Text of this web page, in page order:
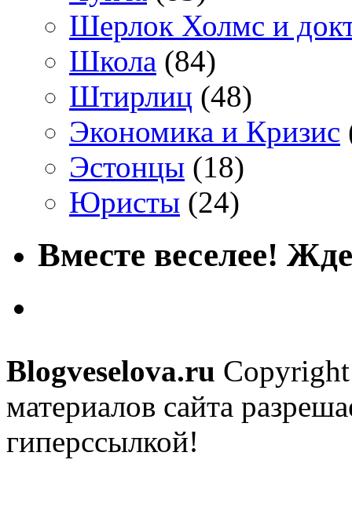
Шерлок Холмс и
Школа (84)
Штирлиц (48)
Экономика и Кризис
Эстонцы (18)
Юристы (24)
Вместе веселее!
Blogveselova.ru
материалов сайта
гиперссылкой!